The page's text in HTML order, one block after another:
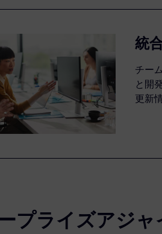
統
チー
と開
更新
プライズアジ